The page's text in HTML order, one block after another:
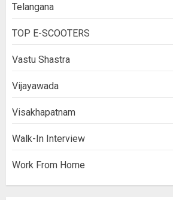
Telangana
TOP E-SCOOTERS
Vastu Shastra
Vijayawada
Visakhapatnam
Walk-In Interview
Work From Home